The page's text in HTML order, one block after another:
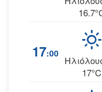
17:00
17°C